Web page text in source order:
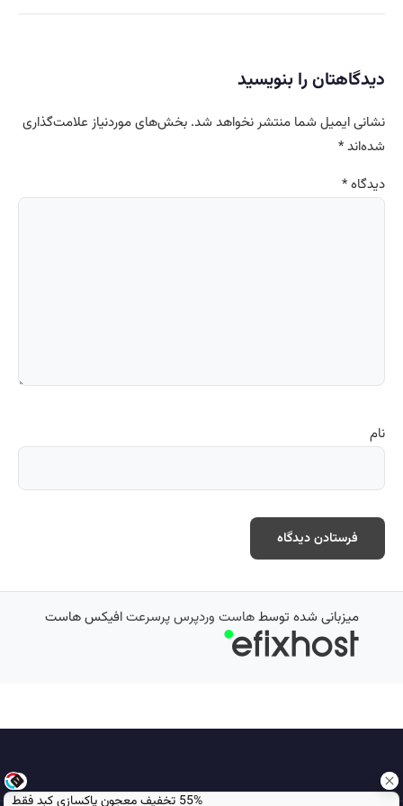
55% تخفیف معجون پاکسازی کبد فقط
دیدگاهتان را بنویسید
نشانی ایمیل شما منتشر نخواهد شد. بخش‌های موردنیاز علامت‌گذاری
شده‌اند*
دیدگاه*
نام
میزبانی شده توسطهاست وردپرس پرسرعتافیکس هاست